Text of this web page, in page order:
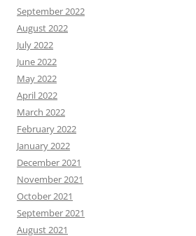
September 2022
August 2022
July 2022
June 2022
May 2022
April 2022
March 2022
February 2022
January 2022
December 2021
November 2021
October 2021
September 2021
August 2021